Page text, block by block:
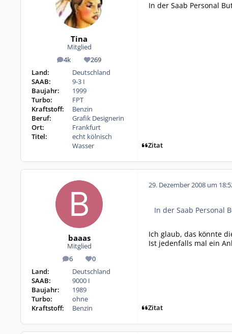
Tina
Mitglied
4k
Beiträge 269
Reputation
Land:
Deutschland
SAAB:
9-3 I
Baujahr:
1999
Turbo:
FPT
Kraftstoff:
Benzin
Beruf:
Grafik Designerin
Ort:
Frankfurt
Titel:
echt kölnisch
Wasser
In der Saab Personal
Zitat
baaas
Mitglied
6
Beiträge0
Reputation
Land:
Deutschland
SAAB:
9000 I
Baujahr:
1989
Turbo:
ohne
Kraftstoff:
Benzin
29. Dezember 2008 um
In der Saab Personal
Ich glaub, das könnte
Ist jedenfalls mal ein
Zitat